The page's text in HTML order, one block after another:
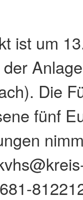
ist um
Die
fünf